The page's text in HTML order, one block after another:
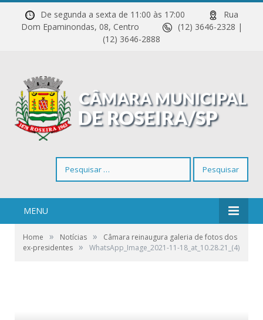
De segunda a sexta de 11:00 às 17:00
Rua
Dom Epaminondas, 08, Centro
(12) 3646-2328 |
(12) 3646-2888
por:
MENU
Home » Notícias »
Câmara reinaugura galeria de fotos dos
ex-presidentes » WhatsApp_Image_2021-11-18_at_10.28.21_(4)